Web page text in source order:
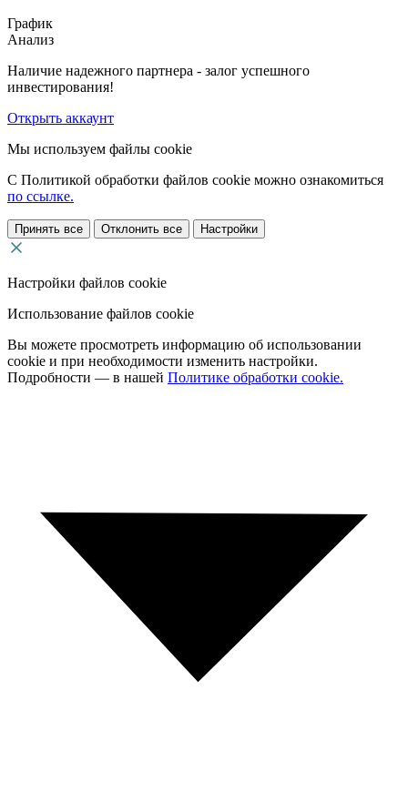
График
Анализ
Наличие надежного партнера - залог успешного
инвестирования!
Открыть аккаунт
Мы используем файлы cookie
С Политикой обработки файлов cookie можно ознакомиться
по ссылке.
Принять все Отклонить все Настройки
Настройки файлов cookie
Использование файлов cookie
Вы можете просмотреть информацию об использовании
cookie и при необходимости изменить настройки.
Подробности — в нашей Политике обработки cookie.